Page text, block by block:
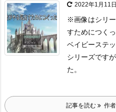
2022年1月11日
※画像はシリー
すためにつく
ベイビーステ
シリーズですが
た。
記事を読む 作